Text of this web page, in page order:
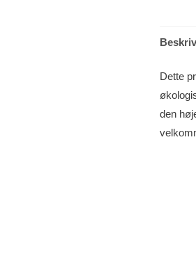
Dette
den